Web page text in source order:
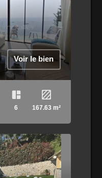
Voir le bien
6 167.63 m²